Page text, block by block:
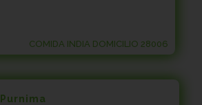
COMIDA INDIA DOMICILIO 28006
Purnima